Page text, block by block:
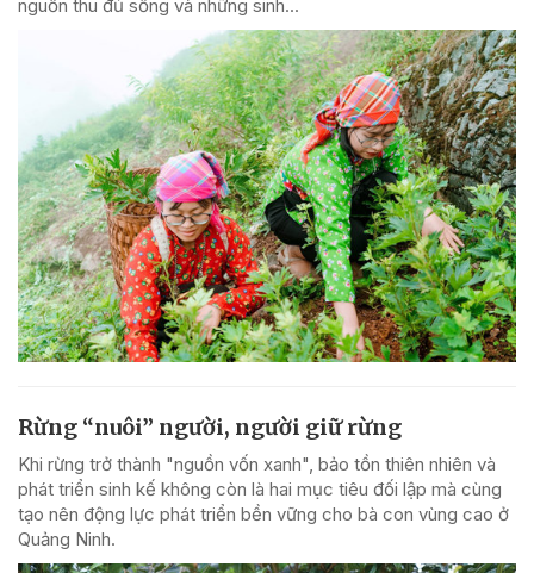
nguồn thu đủ sống và những sinh...
Rừng “nuôi” người, người giữ rừng
Khi rừng trở thành "nguồn vốn xanh", bảo tồn thiên nhiên và
phát triển sinh kế không còn là hai mục tiêu đối lập mà cùng
tạo nên động lực phát triển bền vững cho bà con vùng cao ở
Quảng Ninh.